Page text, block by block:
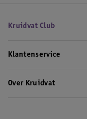
Kruidvat Club
Klantenservice
Over Kruidvat